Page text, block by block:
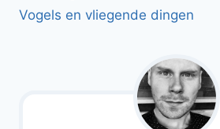
Vogels en vliegende dingen